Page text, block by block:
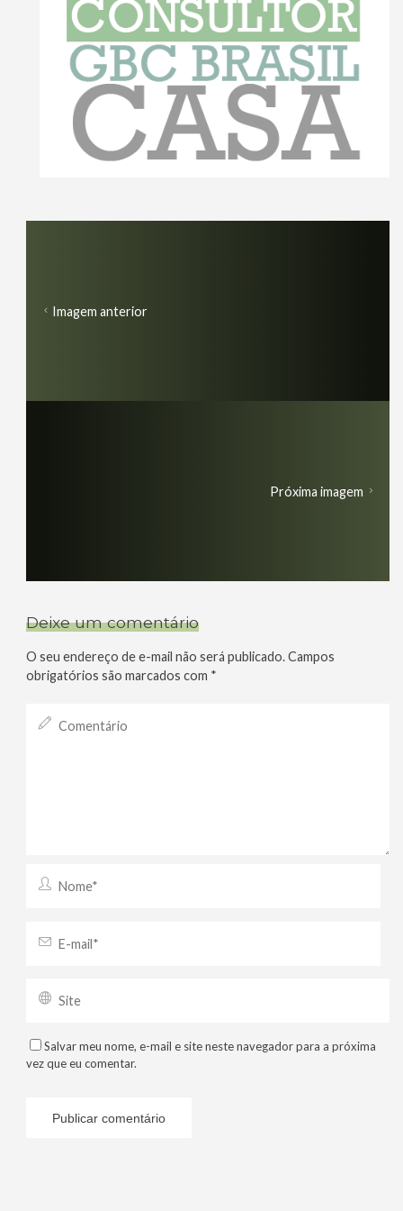
Imagem anterior
Próxima imagem
Deixe um comentário
O seu endereço de e-mail não será publicado.Campos
obrigatórios são marcados com *
Salvar meu nome, e-mail e site neste navegador para a próxima
vez que eu comentar.